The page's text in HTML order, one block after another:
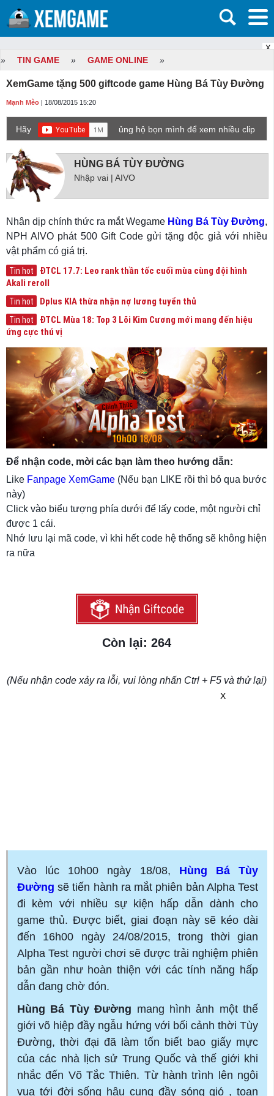
X
» TIN GAME » GAME ONLINE »
XemGame tặng 500 giftcode game Hùng Bá Tùy Đường
Mạnh Mèo | 18/08/2015 15:20
Hãy
ủng hộ bọn mình để xem nhiều clip
HÙNG BÁ TÙY ĐƯỜNG
Nhập vai | AIVO
Nhân dịp chính thức ra mắt Wegame Hùng Bá Tùy Đường,
NPH AIVO phát 500 Gift Code gửi tặng độc giả với nhiều
vật phẩm có giá trị.
Tin hot
ĐTCL 17.7: Leo rank thần tốc cuối mùa cùng đội hình
Akali reroll
Tin hot Dplus KIA thừa nhận nợ lương tuyển thủ
Tin hot
ĐTCL Mùa 18: Top 3 Lõi Kim Cương mới mang đến hiệu
ứng cực thú vị
Để nhận code, mời các bạn làm theo hướng dẫn:
Like Fanpage XemGame (Nếu bạn LIKE rồi thì bỏ qua bước
này)
Click vào biểu tượng phía dưới để lấy code, một người chỉ
được 1 cái.
Nhớ lưu lại mã code, vì khi hết code hệ thống sẽ không hiện
ra nữa
Còn lại: 264
(Nếu nhận code xảy ra lỗi, vui lòng nhấn Ctrl + F5 và thử lại)
X
Vào lúc 10h00 ngày 18/08, Hùng Bá Tùy
Đường sẽ tiến hành ra mắt phiên bản Alpha Test
đi kèm với nhiều sự kiện hấp dẫn dành cho
game thủ. Được biết, giai đoạn này sẽ kéo dài
đến 16h00 ngày 24/08/2015, trong thời gian
Alpha Test người chơi sẽ được trải nghiệm phiên
bản gần như hoàn thiện với các tính năng hấp
dẫn đang chờ đón.
Hùng Bá Tùy Đường mang hình ảnh một thế
giới võ hiệp đầy ngẫu hứng với bối cảnh thời Tùy
Đường, thời đại đã làm tốn biết bao giấy mực
của các nhà lịch sử Trung Quốc và thế giới khi
nhắc đến Võ Tắc Thiên. Từ hành trình lên ngôi
vua tới đời sống hậu cung đầy sóng gió , toan